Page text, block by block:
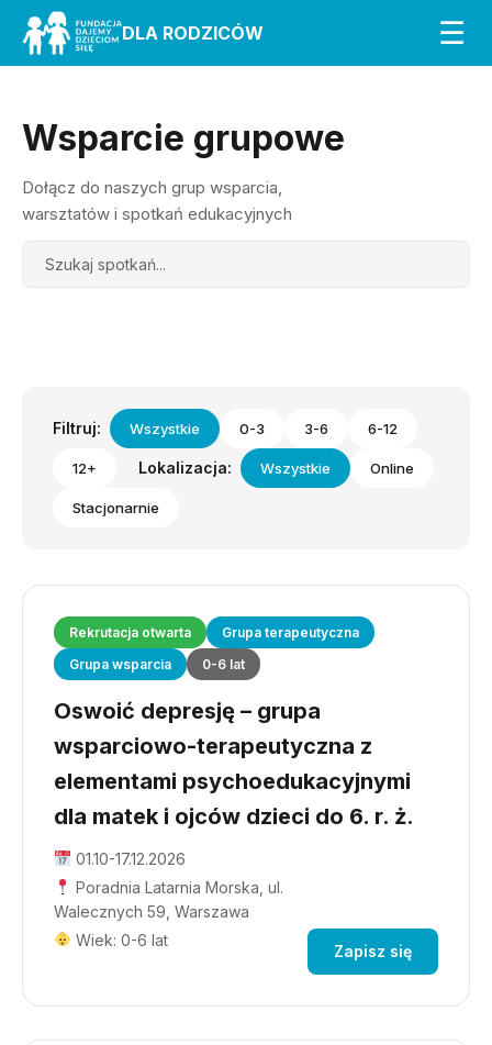
DLA RODZICÓW ☰
Wsparcie grupowe
Dołącz do naszych grup wsparcia,
warsztatów i spotkań edukacyjnych
Search
Filtruj: Wszystkie 0-3 3-6 6-12
12+ Lokalizacja: Wszystkie Online
Stacjonarnie
Rekrutacja otwarta
Grupa terapeutyczna
Grupa wsparcia
0-6 lat
Oswoić depresję – grupa
wsparciowo-terapeutyczna z
elementami psychoedukacyjnymi
dla matek i ojców dzieci do 6. r. ż.
01.10-17.12.2026
Poradnia Latarnia Morska, ul.
Walecznych 59, Warszawa
Wiek: 0-6 lat
Zapisz się